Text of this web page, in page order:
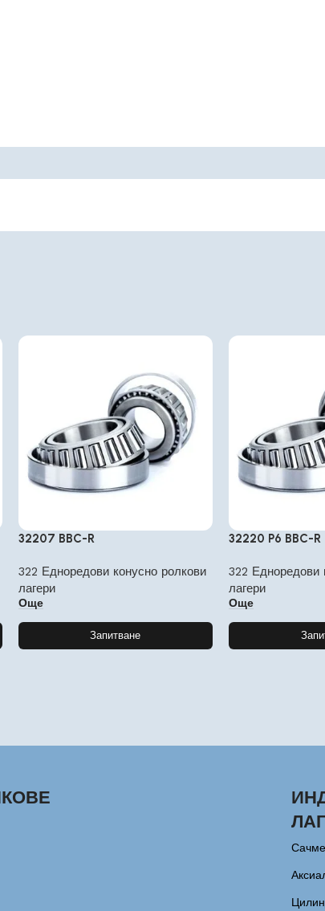
32207 BBC-R
322 Едноредови конусно ролкови
лагери
Още
Запитване
32220 P6 BBC-R
322 Едноредови
лагери
Още